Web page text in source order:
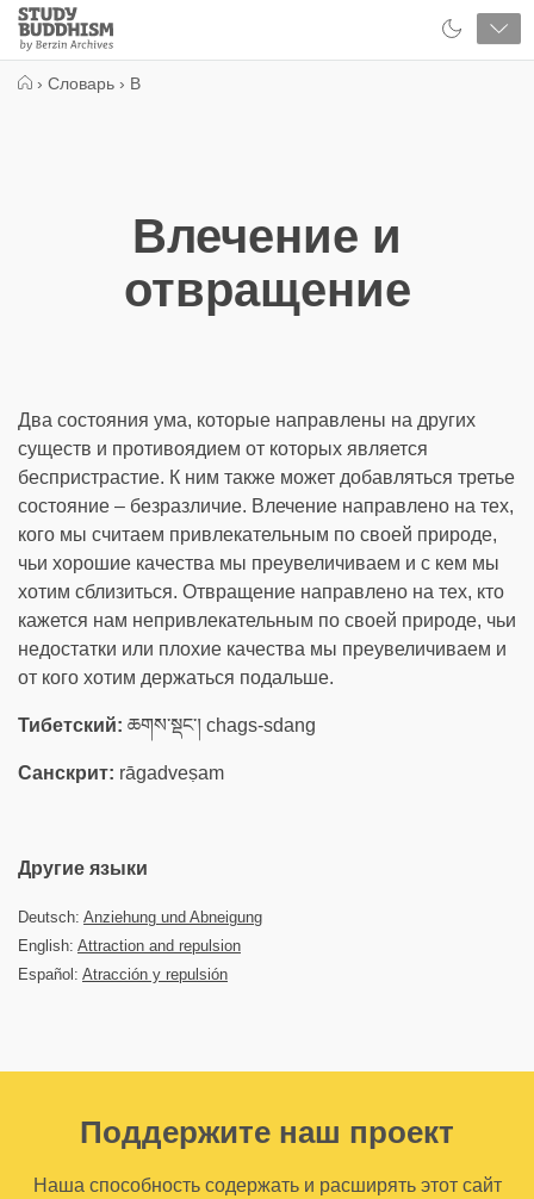
Close
Study
Buddhism
› Словарь › В
Влечение и
отвращение
Два состояния ума, которые направлены на других
существ и противоядием от которых является
беспристрастие. К ним также может добавляться третье
состояние – безразличие. Влечение направлено на тех,
кого мы считаем привлекательным по своей природе,
чьи хорошие качества мы преувеличиваем и с кем мы
хотим сблизиться. Отвращение направлено на тех, кто
кажется нам непривлекательным по своей природе, чьи
недостатки или плохие качества мы преувеличиваем и
от кого хотим держаться подальше.
Тибетский: ཆགས་སྡང་། chags-sdang
Санскрит: rāgadveṣam
Другие языки
Deutsch: Anziehung und Abneigung
English: Attraction and repulsion
Español: Atracción y repulsión
Поддержите наш проект
Наша способность содержать и расширять этот сайт